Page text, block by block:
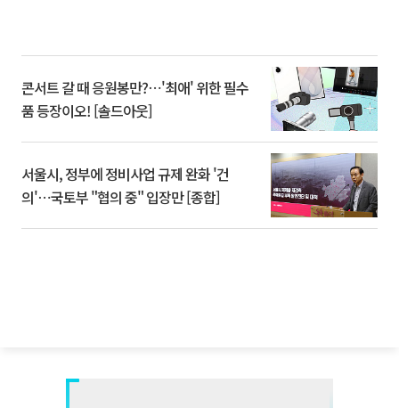
콘서트 갈 때 응원봉만?⋯'최애' 위한 필수
품 등장이오! [솔드아웃]
서울시, 정부에 정비사업 규제 완화 '건
의'⋯국토부 "협의 중" 입장만 [종합]